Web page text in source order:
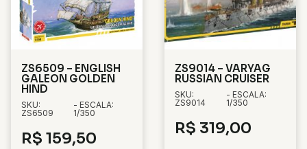
ZS6509 – ENGLISH
GALEON GOLDEN
HIND
SKU:
ZS6509
- ESCALA:
1/350
R$ 159,50
ZS9014 – VARYAG
RUSSIAN CRUISER
SKU:
ZS9014
- ESCALA:
1/350
R$ 319,00